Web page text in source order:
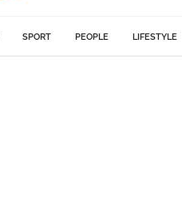
SPORT PEOPLE LIFESTYLE